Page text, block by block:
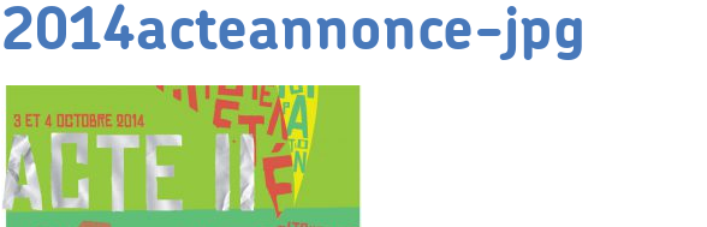
2014acteannonce-jpg